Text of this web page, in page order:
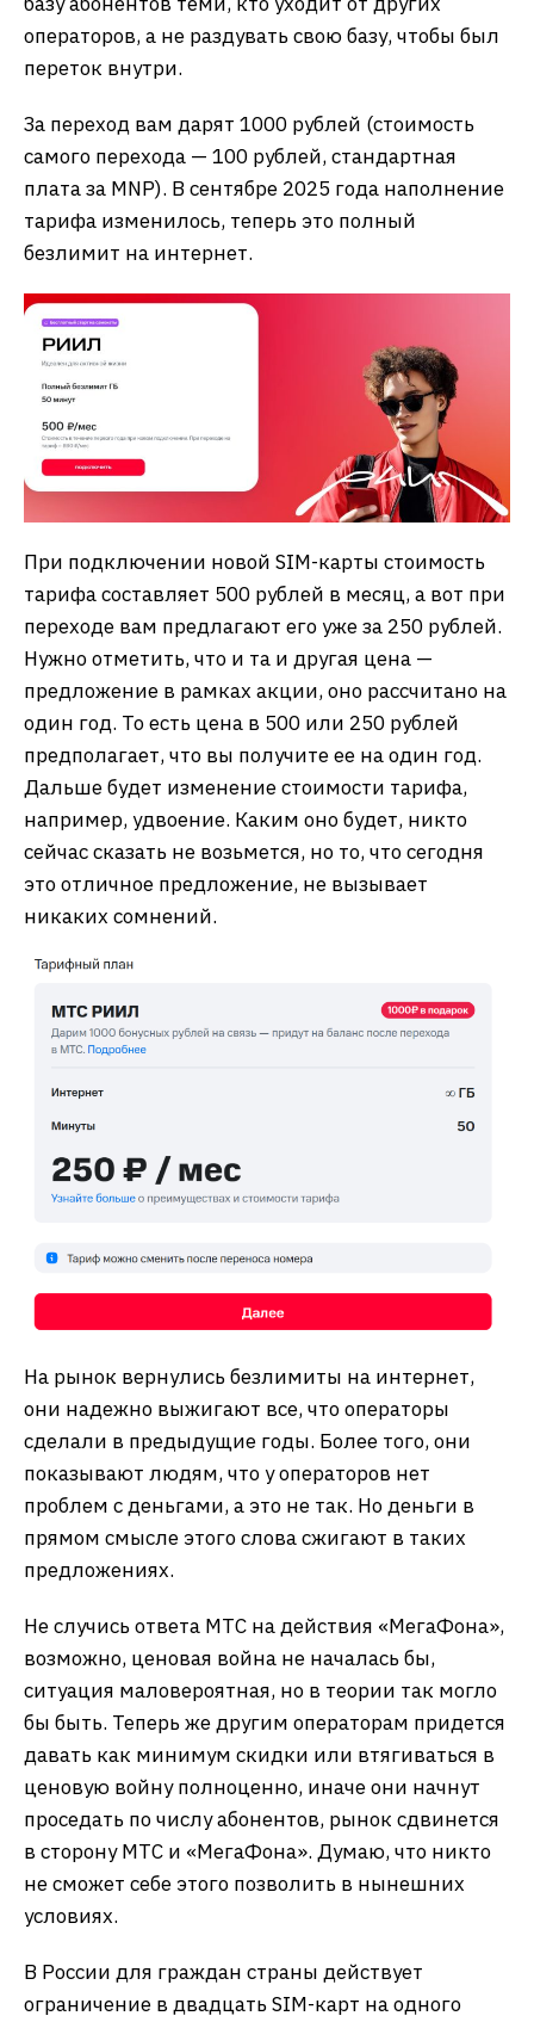
операторов, а не раздувать свою базу, чтобы был
переток внутри.
За переход вам дарят 1000 рублей (стоимость
самого перехода — 100 рублей, стандартная
плата за MNP). В сентябре 2025 года наполнение
тарифа изменилось, теперь это полный
безлимит на интернет.
При подключении новой SIM-карты стоимость
тарифа составляет 500 рублей в месяц, а вот при
переходе вам предлагают его уже за 250 рублей.
Нужно отметить, что и та и другая цена —
предложение в рамках акции, оно рассчитано на
один год. То есть цена в 500 или 250 рублей
предполагает, что вы получите ее на один год.
Дальше будет изменение стоимости тарифа,
например, удвоение. Каким оно будет, никто
сейчас сказать не возьмется, но то, что сегодня
это отличное предложение, не вызывает
никаких сомнений.
На рынок вернулись безлимиты на интернет,
они надежно выжигают все, что операторы
сделали в предыдущие годы. Более того, они
показывают людям, что у операторов нет
проблем с деньгами, а это не так. Но деньги в
прямом смысле этого слова сжигают в таких
предложениях.
Не случись ответа МТС на действия «МегаФона»,
возможно, ценовая война не началась бы,
ситуация маловероятная, но в теории так могло
бы быть. Теперь же другим операторам придется
давать как минимум скидки или втягиваться в
ценовую войну полноценно, иначе они начнут
проседать по числу абонентов, рынок сдвинется
в сторону МТС и «МегаФона». Думаю, что никто
не сможет себе этого позволить в нынешних
условиях.
В России для граждан страны действует
ограничение в двадцать SIM-карт на одного